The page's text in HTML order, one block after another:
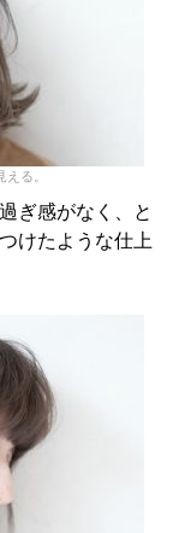
る。
ぎ感がなく、と
けたような仕上